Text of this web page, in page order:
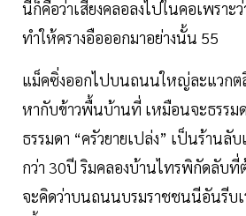
นี้ก็คือว่าเสียงคลอลงไปในคอเพราะ
ทำให้ครางอือออกมาอย่างนั้น 55
แม็คซิ่งออกไปบนถนนใหญ่ละแวกต
หากับข้าวพื้นบ้านที่ เหมือนจะธรรม
ธรรมดา “ครัวยายเปล่ง” เป็นร้านลั
กว่า 30ปี ริมคลองบ้านไทรพิกัดลับที่ต้
จะคิดว่าบนถนนบรมราชชนนีอันรีบเ